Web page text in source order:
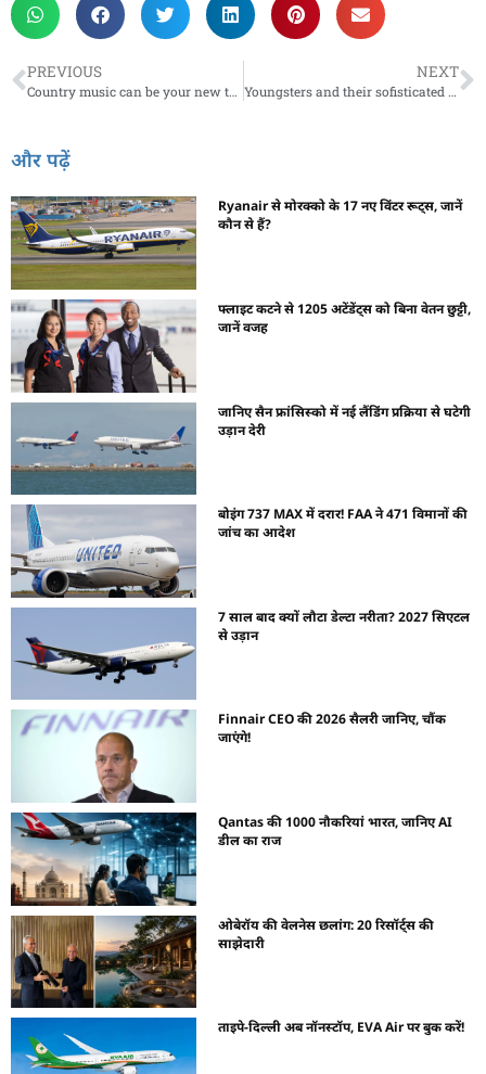
PREVIOUS
Country music can be your new true passion
NEXT
Youngsters and their sofisticated taste of music
और पढ़ें
Ryanair से मोरक्को के 17 नए विंटर रूट्स, जानें
कौन से हैं?
फ्लाइट कटने से 1205 अटेंडेंट्स को बिना वेतन छुट्टी,
जानें वजह
जानिए सैन फ्रांसिस्को में नई लैंडिंग प्रक्रिया से घटेगी
उड़ान देरी
बोइंग 737 MAX में दरार! FAA ने 471 विमानों की
जांच का आदेश
7 साल बाद क्यों लौटा डेल्टा नरीता? 2027 सिएटल
से उड़ान
Finnair CEO की 2026 सैलरी जानिए, चौंक
जाएंगे!
Qantas की 1000 नौकरियां भारत, जानिए AI
डील का राज
ओबेरॉय की वेलनेस छलांग: 20 रिसॉर्ट्स की
साझेदारी
ताइपे-दिल्ली अब नॉनस्टॉप, EVA Air पर बुक करें!